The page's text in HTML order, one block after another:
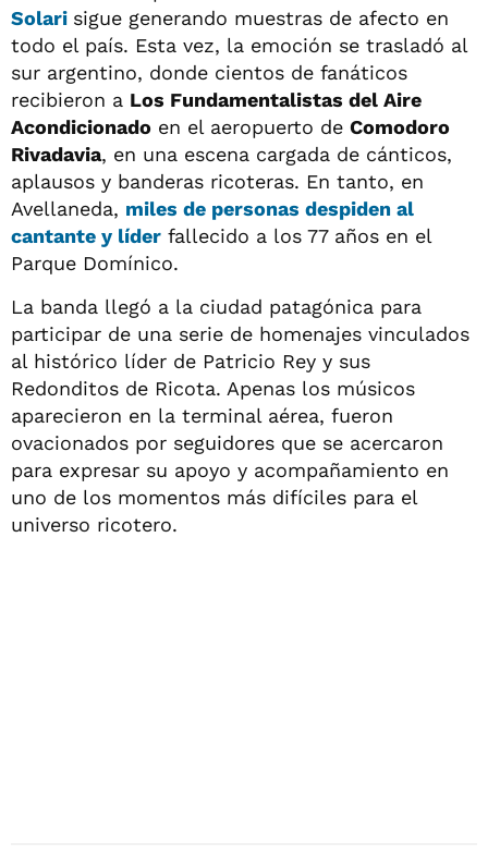
Solari sigue generando muestras de afecto en
todo el país. Esta vez, la emoción se trasladó al
sur argentino, donde cientos de fanáticos
recibieron a Los Fundamentalistas del Aire
Acondicionado en el aeropuerto de Comodoro
Rivadavia, en una escena cargada de cánticos,
aplausos y banderas ricoteras. En tanto, en
Avellaneda, miles de personas despiden al
cantante y líder fallecido a los 77 años en el
Parque Domínico.
La banda llegó a la ciudad patagónica para
participar de una serie de homenajes vinculados
al histórico líder de Patricio Rey y sus
Redonditos de Ricota. Apenas los músicos
aparecieron en la terminal aérea, fueron
ovacionados por seguidores que se acercaron
para expresar su apoyo y acompañamiento en
uno de los momentos más difíciles para el
universo ricotero.